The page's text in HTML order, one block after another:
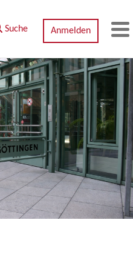
Suche Anmelden